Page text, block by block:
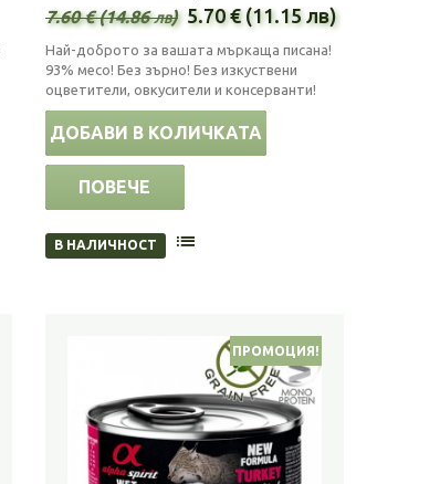
7.60 € (14.86 лв) 5.70 € (11.15 лв)
Най-доброто за вашата мъркаща писана!
93% месо! Без зърно! Без изкуствени
оцветители, овкусители и консерванти!
ДОБАВИ В КОЛИЧКАТА
ПОВЕЧЕ
В НАЛИЧНОСТ
ПРОМОЦИЯ!